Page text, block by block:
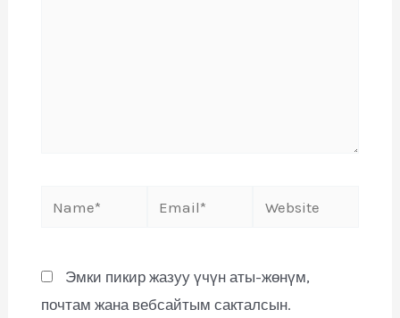
Эмки пикир жазуу үчүн аты-жөнүм,
почтам жана вебсайтым сакталсын.